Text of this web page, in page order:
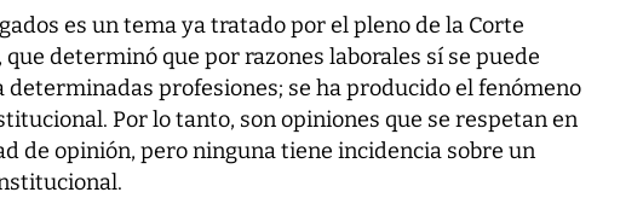
es un tema ya tratado por el pleno de la Corte
que determinó que por razones laborales sí se puede
determinadas profesiones; se ha producido el fenómeno
Por lo tanto, son opiniones que se respetan en
de opinión, pero ninguna tiene incidencia sobre un